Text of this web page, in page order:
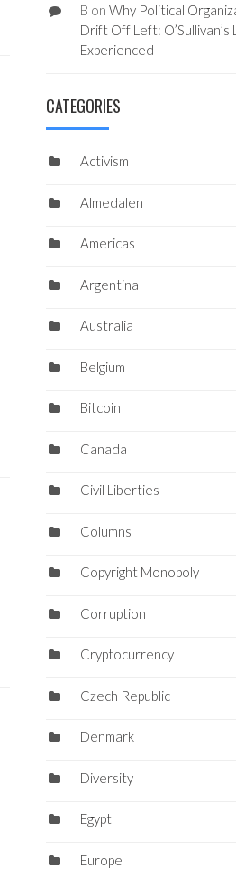
B on Why Political
Drift Off Left: O’Sullivan’s
Experienced
CATEGORIES
Activism
Almedalen
Americas
Argentina
Australia
Belgium
Bitcoin
Canada
Civil Liberties
Columns
Copyright Monopoly
Corruption
Cryptocurrency
Czech Republic
Denmark
Diversity
Egypt
Europe